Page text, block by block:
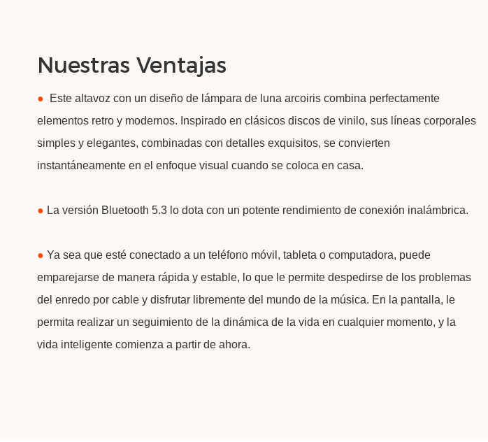
Nuestras Ventajas
●
Este altavoz con un diseño de lámpara de luna arcoiris combina perfectamente
elementos retro y modernos. Inspirado en clásicos discos de vinilo, sus líneas corporales
simples y elegantes, combinadas con detalles exquisitos, se convierten
instantáneamente en el enfoque visual cuando se coloca en casa.
● La versión Bluetooth 5.3 lo dota con un potente rendimiento de conexión inalámbrica.
● Ya sea que esté conectado a un teléfono móvil, tableta o computadora, puede
emparejarse de manera rápida y estable, lo que le permite despedirse de los problemas
del enredo por cable y disfrutar libremente del mundo de la música. En la pantalla, le
permita realizar un seguimiento de la dinámica de la vida en cualquier momento, y la
vida inteligente comienza a partir de ahora.